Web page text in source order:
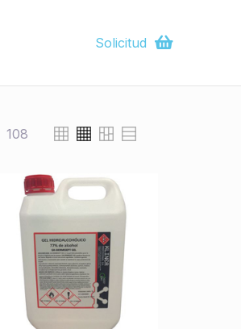
Solicitud
108